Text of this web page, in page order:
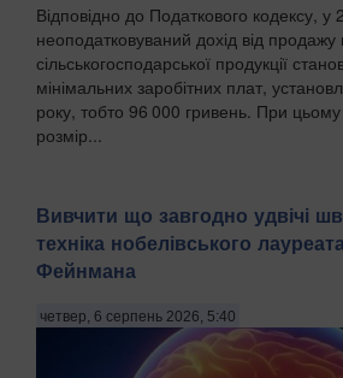
Відповідно до Податкового кодексу, у
неоподатковуваний дохід від продажу
сільськогосподарської продукції
мінімальних заробітних плат,
року, тобто 96 000 гривень. При
розмір...
Вивчити що завгодно удвічі
техніка нобелівського
Фейнмана
четвер, 6 серпень 2026, 5:40